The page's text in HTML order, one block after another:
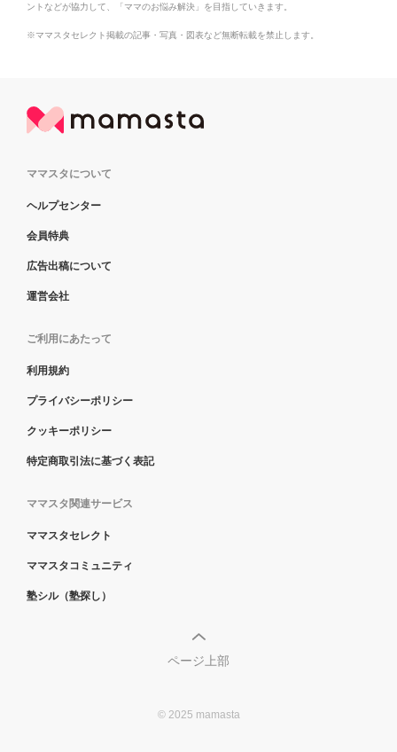
ントなどが協力して、「ママのお悩み解決」を目指していきます。
※ママスタセレクト掲載の記事・写真・図表など無断転載を禁止します。
ママスタについて
ヘルプセンター
会員特典
広告出稿について
運営会社
ご利用にあたって
利用規約
プライバシーポリシー
クッキーポリシー
特定商取引法に基づく表記
ママスタ関連サービス
ママスタセレクト
ママスタコミュニティ
塾シル（塾探し）
ページ上部
© 2025 mamasta